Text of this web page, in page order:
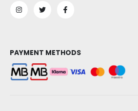
PAYMENT METHODS